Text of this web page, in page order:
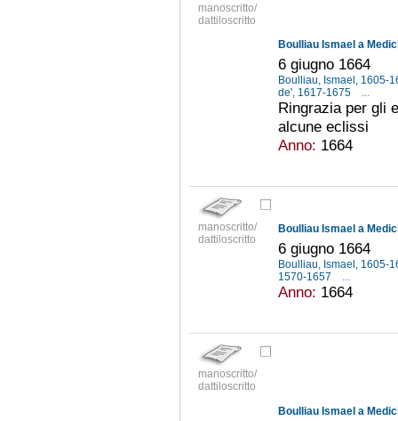
manoscritto/
dattiloscritto
Boulliau Ismael a
6 giugno 1664
Boulliau, Ismael, 1605-
de', 1617-1675
...
Ringrazia per gli
alcune eclissi
Anno: 1664
manoscritto/
dattiloscritto
Boulliau Ismael a
6 giugno 1664
Boulliau, Ismael, 1605-
1570-1657
...
Anno: 1664
manoscritto/
dattiloscritto
Boulliau Ismael a